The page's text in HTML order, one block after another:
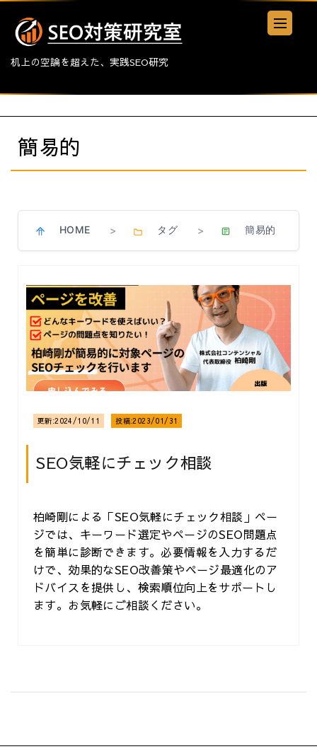
机上の空論を超えた、実践SEO研究
簡易的
HOME > タグ > 簡易的
SEO気軽にチェック相談
更新:2024/10/11 投稿:2023/01/31
柏崎剛による「SEO気軽にチェック相談」ペー
ジでは、キーワード選定やページのSEO問題点
を簡単に診断できます。必要情報を入力するだ
けで、効果的なSEO改善策やページ最適化のア
ドバイスを提供し、検索順位向上をサポートし
ます。お気軽にご相談ください。